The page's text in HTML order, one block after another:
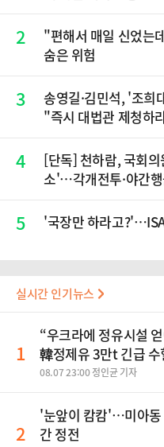
2
"편해서 매일 신었는
숨은 위험
3
송영길·김민석, '조
"즉시 대법관 제청하
4
[단독] 천하람, 국회
소'…각개전투·야간
5 '국장만 하라고
실시간 인기뉴스
1
“우크라에 정유시설
韓정제유 3만t 긴급 수
08.07 23:00 정인균 기자
2
'눈앞이 캄캄'…미아동
간 정전